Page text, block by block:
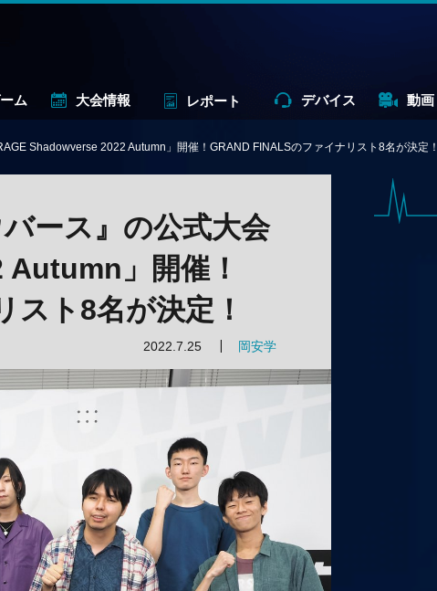
ム 大会情報 レポート デバイス 動画
Shadowverse 2022 Autumn」開催！GRAND FINALSのファイナリスト8名が決定！
ース』の公式大会
」開催！
ト8名が決定！
2022.7.25 岡安学